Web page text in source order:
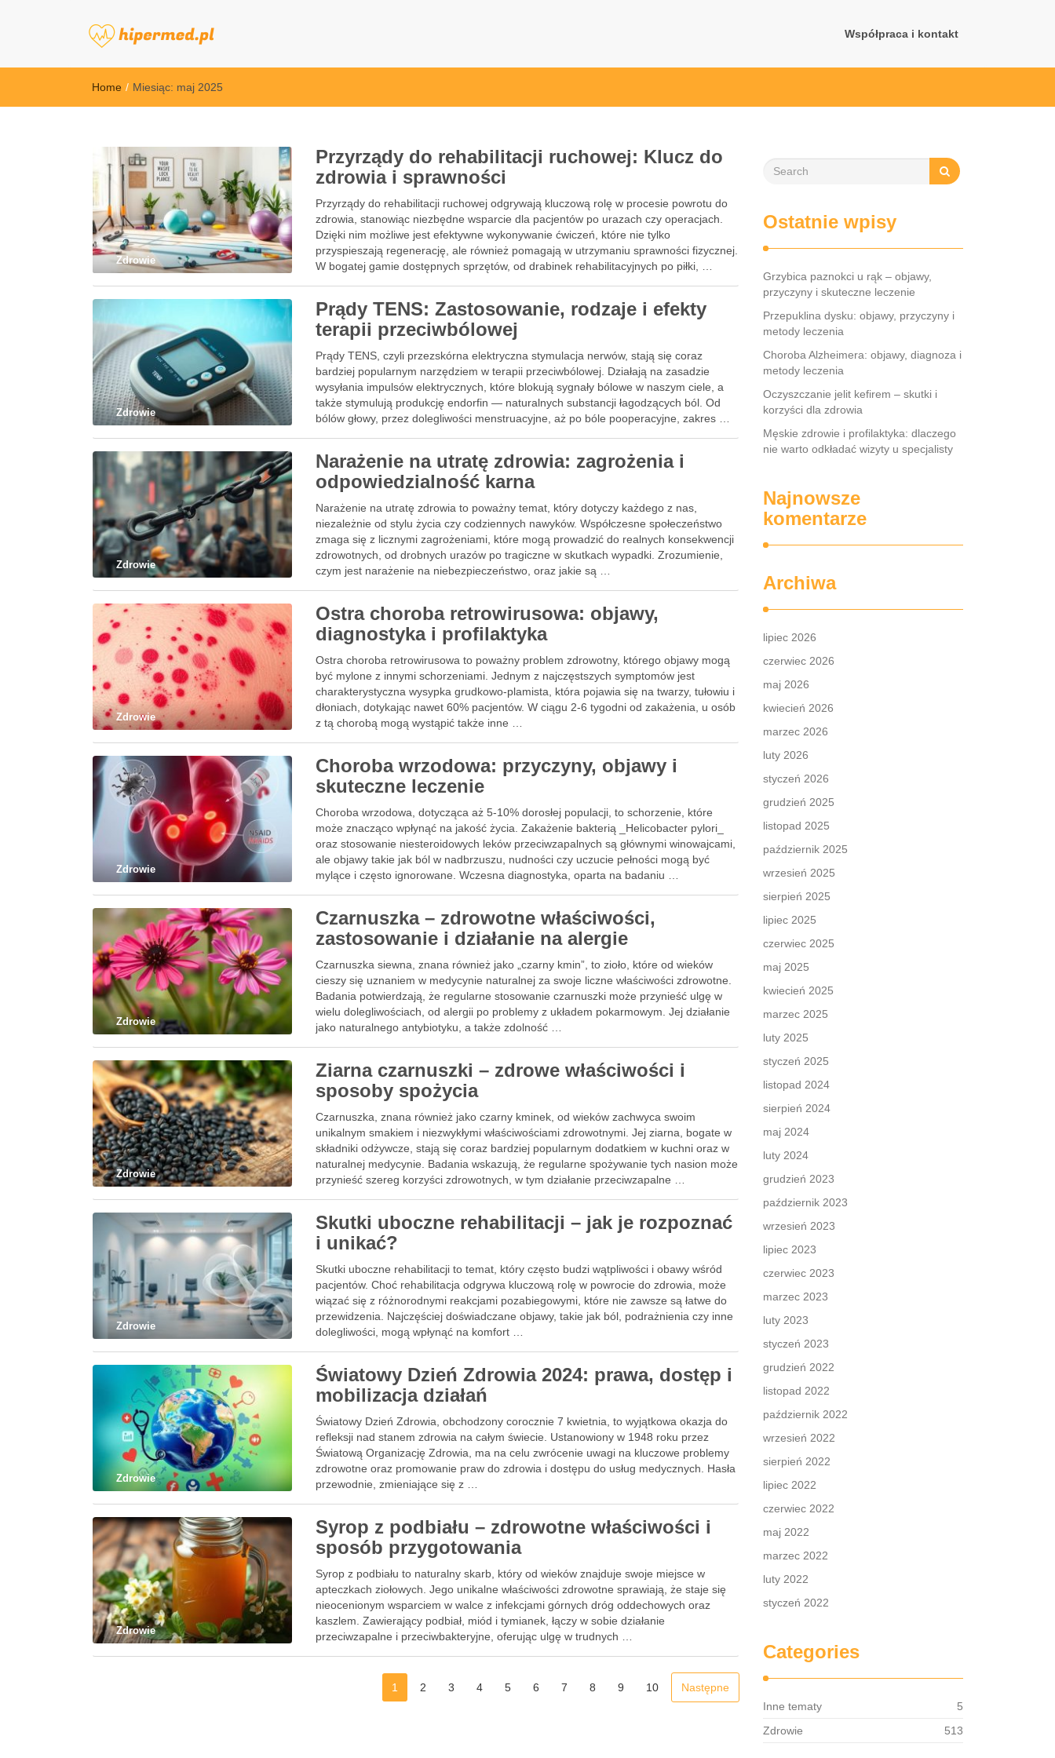
Współpraca i kontakt
Home / Miesiąc: maj 2025
Zdrowie
Przyrządy do rehabilitacji ruchowej: Klucz do
zdrowia i sprawności
Przyrządy do rehabilitacji ruchowej odgrywają kluczową rolę w procesie powrotu do
zdrowia, stanowiąc niezbędne wsparcie dla pacjentów po urazach czy operacjach.
Dzięki nim możliwe jest efektywne wykonywanie ćwiczeń, które nie tylko
przyspieszają regenerację, ale również pomagają w utrzymaniu sprawności fizycznej.
W bogatej gamie dostępnych sprzętów, od drabinek rehabilitacyjnych po piłki, …
Zdrowie
Prądy TENS: Zastosowanie, rodzaje i efekty
terapii przeciwbólowej
Prądy TENS, czyli przezskórna elektryczna stymulacja nerwów, stają się coraz
bardziej popularnym narzędziem w terapii przeciwbólowej. Działają na zasadzie
wysyłania impulsów elektrycznych, które blokują sygnały bólowe w naszym ciele, a
także stymulują produkcję endorfin — naturalnych substancji łagodzących ból. Od
bólów głowy, przez dolegliwości menstruacyjne, aż po bóle pooperacyjne, zakres …
Zdrowie
Narażenie na utratę zdrowia: zagrożenia i
odpowiedzialność karna
Narażenie na utratę zdrowia to poważny temat, który dotyczy każdego z nas,
niezależnie od stylu życia czy codziennych nawyków. Współczesne społeczeństwo
zmaga się z licznymi zagrożeniami, które mogą prowadzić do realnych konsekwencji
zdrowotnych, od drobnych urazów po tragiczne w skutkach wypadki. Zrozumienie,
czym jest narażenie na niebezpieczeństwo, oraz jakie są …
Zdrowie
Ostra choroba retrowirusowa: objawy,
diagnostyka i profilaktyka
Ostra choroba retrowirusowa to poważny problem zdrowotny, którego objawy mogą
być mylone z innymi schorzeniami. Jednym z najczęstszych symptomów jest
charakterystyczna wysypka grudkowo-plamista, która pojawia się na twarzy, tułowiu i
dłoniach, dotykając nawet 60% pacjentów. W ciągu 2-6 tygodni od zakażenia, u osób
z tą chorobą mogą wystąpić także inne …
Zdrowie
Choroba wrzodowa: przyczyny, objawy i
skuteczne leczenie
Choroba wrzodowa, dotycząca aż 5-10% dorosłej populacji, to schorzenie, które
może znacząco wpłynąć na jakość życia. Zakażenie bakterią _Helicobacter pylori_
oraz stosowanie niesteroidowych leków przeciwzapalnych są głównymi winowajcami,
ale objawy takie jak ból w nadbrzuszu, nudności czy uczucie pełności mogą być
mylące i często ignorowane. Wczesna diagnostyka, oparta na badaniu …
Zdrowie
Czarnuszka – zdrowotne właściwości,
zastosowanie i działanie na alergie
Czarnuszka siewna, znana również jako „czarny kmin”, to zioło, które od wieków
cieszy się uznaniem w medycynie naturalnej za swoje liczne właściwości zdrowotne.
Badania potwierdzają, że regularne stosowanie czarnuszki może przynieść ulgę w
wielu dolegliwościach, od alergii po problemy z układem pokarmowym. Jej działanie
jako naturalnego antybiotyku, a także zdolność …
Zdrowie
Ziarna czarnuszki – zdrowe właściwości i
sposoby spożycia
Czarnuszka, znana również jako czarny kminek, od wieków zachwyca swoim
unikalnym smakiem i niezwykłymi właściwościami zdrowotnymi. Jej ziarna, bogate w
składniki odżywcze, stają się coraz bardziej popularnym dodatkiem w kuchni oraz w
naturalnej medycynie. Badania wskazują, że regularne spożywanie tych nasion może
przynieść szereg korzyści zdrowotnych, w tym działanie przeciwzapalne …
Zdrowie
Skutki uboczne rehabilitacji – jak je rozpoznać
i unikać?
Skutki uboczne rehabilitacji to temat, który często budzi wątpliwości i obawy wśród
pacjentów. Choć rehabilitacja odgrywa kluczową rolę w powrocie do zdrowia, może
wiązać się z różnorodnymi reakcjami pozabiegowymi, które nie zawsze są łatwe do
przewidzenia. Najczęściej doświadczane objawy, takie jak ból, podrażnienia czy inne
dolegliwości, mogą wpłynąć na komfort …
Zdrowie
Światowy Dzień Zdrowia 2024: prawa, dostęp i
mobilizacja działań
Światowy Dzień Zdrowia, obchodzony corocznie 7 kwietnia, to wyjątkowa okazja do
refleksji nad stanem zdrowia na całym świecie. Ustanowiony w 1948 roku przez
Światową Organizację Zdrowia, ma na celu zwrócenie uwagi na kluczowe problemy
zdrowotne oraz promowanie praw do zdrowia i dostępu do usług medycznych. Hasła
przewodnie, zmieniające się z …
Zdrowie
Syrop z podbiału – zdrowotne właściwości i
sposób przygotowania
Syrop z podbiału to naturalny skarb, który od wieków znajduje swoje miejsce w
apteczkach ziołowych. Jego unikalne właściwości zdrowotne sprawiają, że staje się
nieocenionym wsparciem w walce z infekcjami górnych dróg oddechowych oraz
kaszlem. Zawierający podbiał, miód i tymianek, łączy w sobie działanie
przeciwzapalne i przeciwbakteryjne, oferując ulgę w trudnych …
1 2 3 4 5 6 7 8 9 10 Następne
Ostatnie wpisy
Grzybica paznokci u rąk – objawy,
przyczyny i skuteczne leczenie
Przepuklina dysku: objawy, przyczyny i
metody leczenia
Choroba Alzheimera: objawy, diagnoza i
metody leczenia
Oczyszczanie jelit kefirem – skutki i
korzyści dla zdrowia
Męskie zdrowie i profilaktyka: dlaczego
nie warto odkładać wizyty u specjalisty
Najnowsze
komentarze
Archiwa
lipiec 2026
czerwiec 2026
maj 2026
kwiecień 2026
marzec 2026
luty 2026
styczeń 2026
grudzień 2025
listopad 2025
październik 2025
wrzesień 2025
sierpień 2025
lipiec 2025
czerwiec 2025
maj 2025
kwiecień 2025
marzec 2025
luty 2025
styczeń 2025
listopad 2024
sierpień 2024
maj 2024
luty 2024
grudzień 2023
październik 2023
wrzesień 2023
lipiec 2023
czerwiec 2023
marzec 2023
luty 2023
styczeń 2023
grudzień 2022
listopad 2022
październik 2022
wrzesień 2022
sierpień 2022
lipiec 2022
czerwiec 2022
maj 2022
marzec 2022
luty 2022
styczeń 2022
Categories
Inne tematy
5
Zdrowie
513